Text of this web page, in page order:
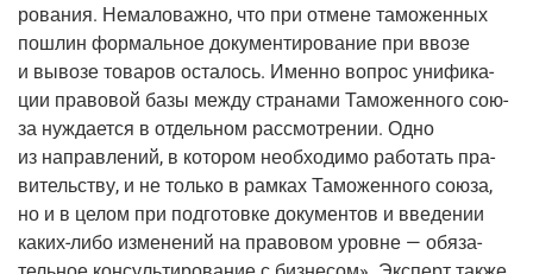
ро­ва­ния. Нема­ло­важ­но, что при отмене тамо­жен­ных
пошлин фор­маль­ное доку­мен­ти­ро­ва­ние при вво­зе
и выво­зе това­ров оста­лось. Имен­но вопрос уни­фи­ка­
ции пра­во­вой базы меж­ду стра­на­ми Тамо­жен­но­го сою­
за нуж­да­ет­ся в отдель­ном рас­смот­ре­нии. Одно
из направ­ле­ний, в кото­ром необ­хо­ди­мо рабо­тать пра­
ви­тель­ству, и не толь­ко в рам­ках Тамо­жен­но­го сою­за,
но и в целом при под­го­тов­ке доку­мен­тов и вве­де­нии
каких-либо изме­не­ний на пра­во­вом уровне — обя­за­